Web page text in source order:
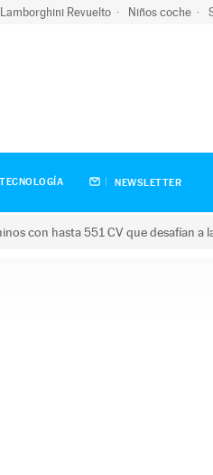
Lamborghini Revuelto Niños coche
TECNOLOGÍA NEWSLETTER
con hasta 551 CV que desafían a